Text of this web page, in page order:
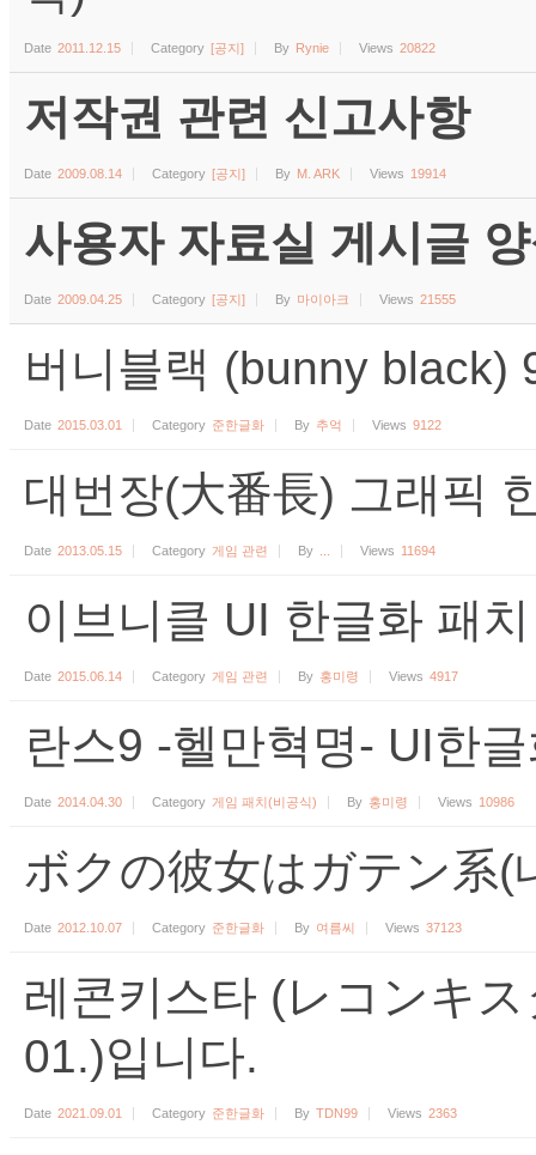
Date 2011.12.15 Category [공지] By Rynie Views 20822
저작권 관련 신고사항
Date 2009.08.14 Category [공지] By M. ARK Views 19914
사용자 자료실 게시글
Date 2009.04.25 Category [공지] By 마이아크 Views 21555
버니블랙 (bunny black)
Date 2015.03.01 Category 준한글화 By 추억 Views 9122
대번장(大番長) 그래픽
Date 2013.05.15 Category 게임 관련 By Views 11694
이브니클 UI 한글화 패
Date 2015.06.14 Category 게임 관련 By 홍미령 Views 4917
란스9 -헬만혁명- UI한
Date 2014.04.30 Category 게임 패치(비공식) By 홍미령 Views 10986
ボクの彼女はガテン系(
Date 2012.10.07 Category 준한글화 By 여름씨 Views 37123
레콘키스타 (レコンキ
01.)입니다.
Date 2021.09.01 Category 준한글화 By TDN99 Views 2363